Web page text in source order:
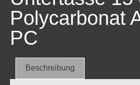
Polycarbonat
PC
Beschreibung